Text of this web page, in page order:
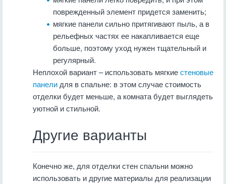
поврежденный элемент придется заменить;
мягкие панели сильно притягивают пыль, а в
рельефных частях ее накапливается еще
больше, поэтому уход нужен тщательный и
регулярный.
Неплохой вариант – использовать мягкиестеновые
панели для в спальне: в этом случае стоимость
отделки будет меньше, а комната будет выглядеть
уютной и стильной.
Другие варианты
Конечно же, для отделки стен спальни можно
использовать и другие материалы для реализации